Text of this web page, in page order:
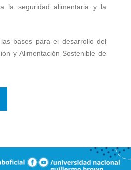
la seguridad alimentaria y la
bases para el desarrollo del
y Alimentación Sostenible de